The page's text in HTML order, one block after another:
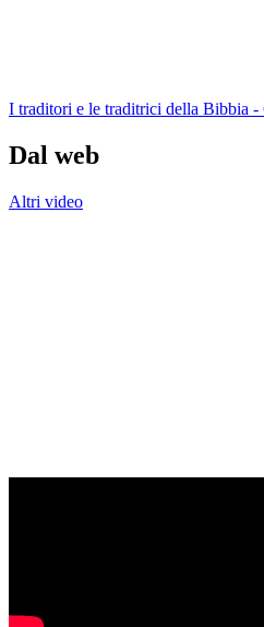
I traditori e le traditrici della Bibbia -
Dal web
Altri video